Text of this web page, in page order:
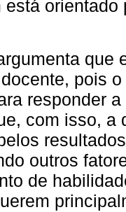
está
que
pois
responder
com isso, a
outros
de